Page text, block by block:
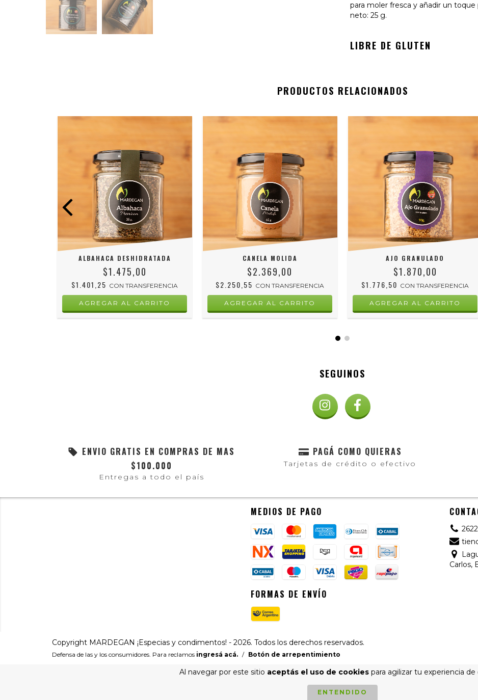
Al navegar por este sitio aceptás el uso de cookiespara agilizar tu experiencia de
ENTENDIDO
para moler fresca y añadir un
neto: 25 g.
LIBRE DE GLUTEN
PRODUCTOS RELACIONADOS
ALBAHACA DESHIDRATADA
$1.475,00
$1.401,25 CON TRANSFERENCIA
CANELA MOLIDA
$2.369,00
$2.250,55 CON TRANSFERENCIA
AJO GRANULADO
$1.870,00
$1.776,50 CON TRANSFERENCIA
SEGUINOS
ENVIO GRATIS EN COMPRAS DE MAS
$100.000
Entregas a todo el país
PAGÁ COMO QUIERAS
Tarjetas de crédito o efectivo
MEDIOS DE PAGO
FORMAS DE ENVÍO
Carlos,
Copyright MARDEGAN ¡Especias y condimentos! - 2026. Todos los derechos reservados.
Defensa de las y los consumidores. Para reclamos ingresá acá. / Botón de arrepentimiento